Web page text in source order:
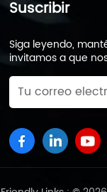
Suscribir
Siga leyendo,
invitamos a que